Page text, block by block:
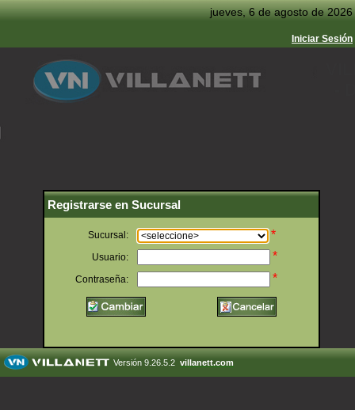
jueves, 6 de agosto de 2026
Iniciar Sesión
Registrarse en Sucursal
Sucursal: *
Usuario: *
Contraseña: *
Versión 9.26.5.2 villanett.com